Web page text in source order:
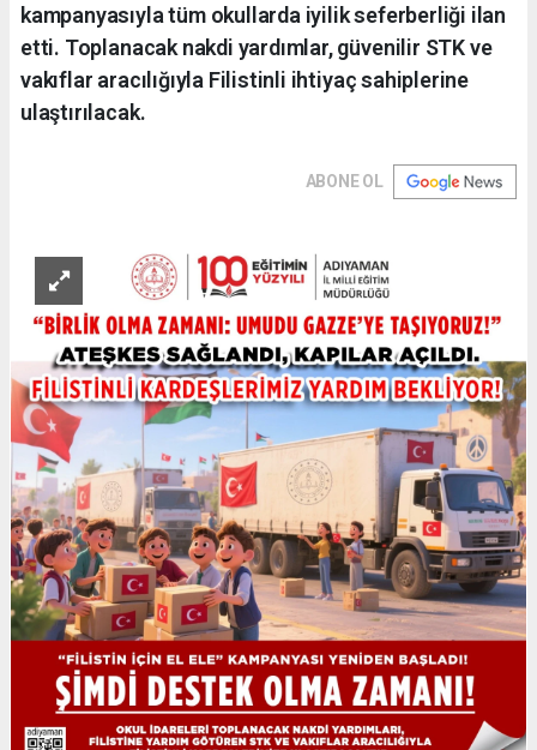
kampanyasıyla tüm okullarda iyilik seferberliği ilan
etti. Toplanacak nakdi yardımlar, güvenilir STK ve
vakıflar aracılığıyla Filistinli ihtiyaç sahiplerine
ulaştırılacak.
ABONE OL